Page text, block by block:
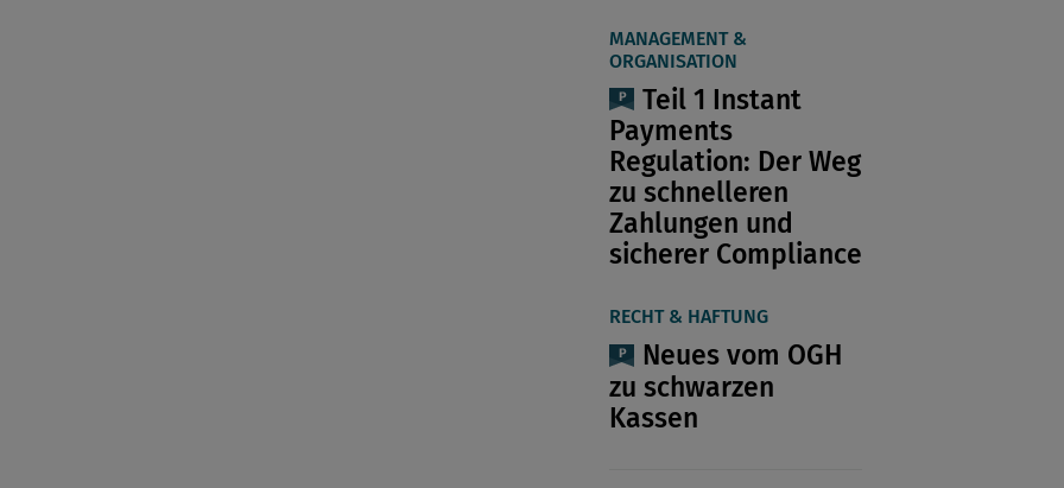
MANAGEMENT &
ORGANISATION
Teil 1 Instant
Payments
Regulation: Der Weg
zu schnelleren
Zahlungen und
sicherer Compliance
RECHT & HAFTUNG
Neues vom OGH
zu schwarzen
Kassen